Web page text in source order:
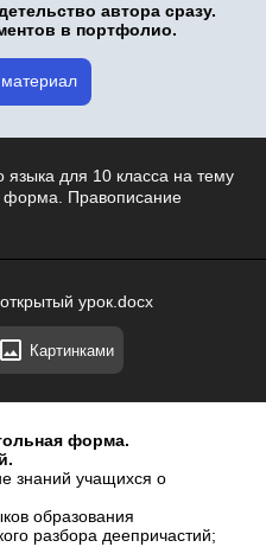
автора сразу.
в портфолио.
языка для 10 класса на тему
форма. Правописание
урок.docx
Картинками
форма.
знаний учащихся о
образования
разбора деепричастий;